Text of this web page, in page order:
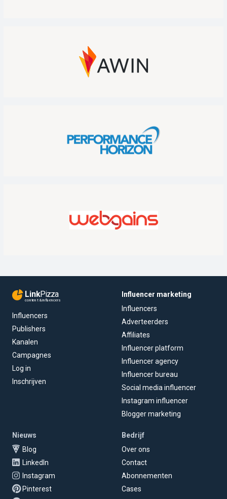
LinkPizza
content & influencers
Influencers
Publishers
Kanalen
Campagnes
Log in
Inschrijven
Influencer marketing
Influencers
Adverteerders
Affiliates
Influencer platform
Influencer agency
Influencer bureau
Social media influencer
Instagram influencer
Blogger marketing
Nieuws
Blog
LinkedIn
Instagram
Pinterest
Bedrijf
Over ons
Contact
Abonnementen
Cases